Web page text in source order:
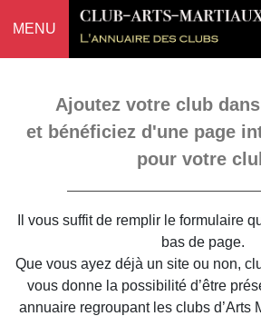
MENU
Ajoutez votre club
et bénéficiez d'une page
pour votre
Il vous suffit de remplir le formulaire
bas de page.
Que vous ayez déjà un site ou non,
vous donne la possibilité d’être
annuaire regroupant les clubs d’Arts